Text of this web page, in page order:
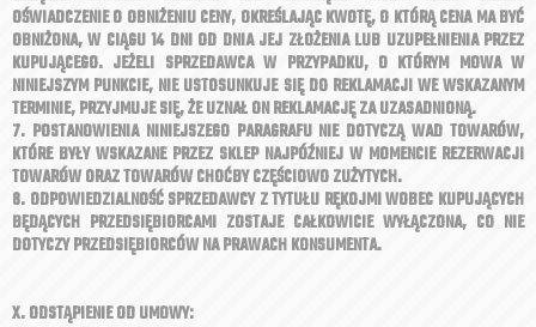
OŚWIADCZENIE O OBNIŻENIU CENY, OKREŚLAJĄC KWOTĘ, O KTÓRĄ CENA MA BYĆ
OBNIŻONA, W CIĄGU 14 DNI OD DNIA JEJ ZŁOŻENIA LUB UZUPEŁNIENIA PRZEZ
KUPUJĄCEGO. JEŻELI SPRZEDAWCA W PRZYPADKU, O KTÓRYM MOWA W
NINIEJSZYM PUNKCIE, NIE USTOSUNKUJE SIĘ DO REKLAMACJI WE WSKAZANYM
TERMINIE, PRZYJMUJE SIĘ, ŻE UZNAŁ ON REKLAMACJĘ ZA UZASADNIONĄ.
7. POSTANOWIENIA NINIEJSZEGO PARAGRAFU NIE DOTYCZĄ WAD TOWARÓW,
KTÓRE BYŁY WSKAZANE PRZEZ SKLEP NAJPÓŹNIEJ W MOMENCIE REZERWACJI
TOWARÓW ORAZ TOWARÓW CHOĆBY CZĘŚCIOWO ZUŻYTYCH.
8. ODPOWIEDZIALNOŚĆ SPRZEDAWCY Z TYTUŁU RĘKOJMI WOBEC KUPUJĄCYCH
BĘDĄCYCH PRZEDSIĘBIORCAMI ZOSTAJE CAŁKOWICIE WYŁĄCZONA, CO NIE
DOTYCZY PRZEDSIĘBIORCÓW NA PRAWACH KONSUMENTA.
X. ODSTĄPIENIE OD UMOWY: